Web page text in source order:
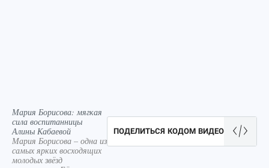
Мария Борисова: мягкая
сила воспитанницы
Алины Кабаевой
Мария Борисова – одна из
самых ярких восходящих
молодых звёзд
ПОДЕЛИТЬСЯ КОДОМ ВИДЕО